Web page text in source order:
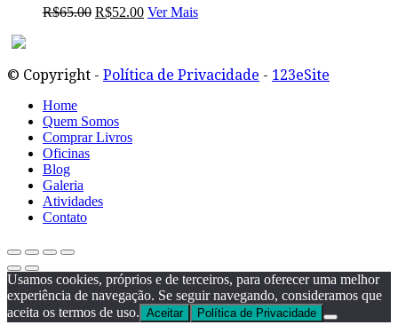
R$65.00 O
R$65.00.
R$52.00O
R$52.00.
Ver Mais
© Copyright - Política de Privacidade - 123eSite
Home
Quem Somos
Comprar Livros
Oficinas
Blog
Galeria
Atividades
Contato
Usamos cookies, próprios e de terceiros, para oferecer uma melhor
experiência de navegação. Se seguir navegando, consideramos que
aceita os termos de uso. Aceitar Política de Privacidade